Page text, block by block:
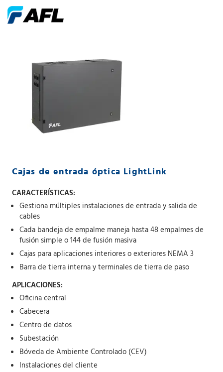
Cajas de entrada óptica LightLink
CARACTERÍSTICAS:
Gestiona múltiples instalaciones de entrada y salida de
cables
Cada bandeja de empalme maneja hasta 48 empalmes de
fusión simple o 144 de fusión masiva
Cajas para aplicaciones interiores o exteriores NEMA 3
Barra de tierra interna y terminales de tierra de paso
APLICACIONES:
Oficina central
Cabecera
Centro de datos
Subestación
Bóveda de Ambiente Controlado (CEV)
Instalaciones del cliente